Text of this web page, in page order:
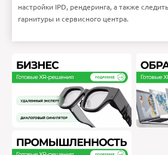
настройки IPD, рендеринга, а также
гарнитуры и сервисного центра.